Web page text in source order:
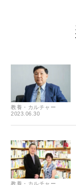
教養・カルチャー
2023.06.30
教養・カルチャー